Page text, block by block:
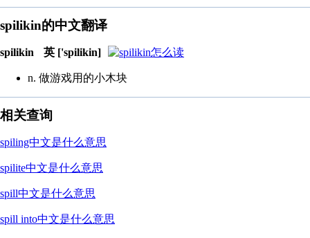
spilikin的中文翻译
spilikin 英 ['spilikin]
n. 做游戏用的小木块
相关查询
spiling中文是什么意思
spilite中文是什么意思
spill中文是什么意思
spill into中文是什么意思